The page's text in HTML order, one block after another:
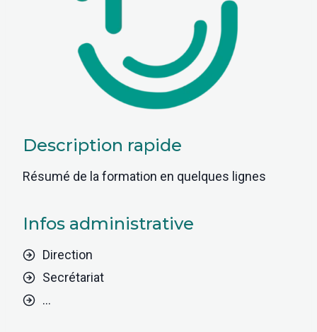
Description rapide
Résumé de la formation en quelques lignes
Infos administrative
Direction
Secrétariat
…